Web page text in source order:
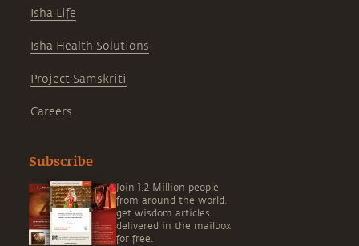
Isha Life
Isha Health Solutions
Project Samskriti
Careers
Subscribe
Join 1.2 Million people
from around the world,
get wisdom articles
delivered in the mailbox
for free.